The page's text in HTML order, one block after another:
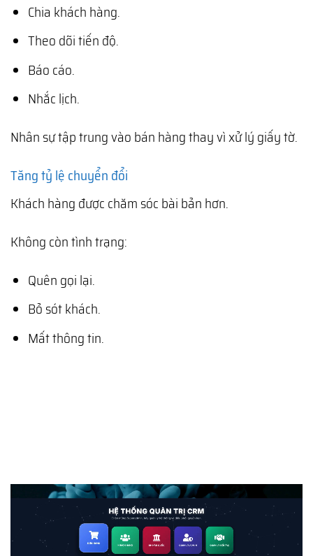
Chia khách hàng.
Theo dõi tiến độ.
Báo cáo.
Nhắc lịch.
Nhân sự tập trung vào bán hàng thay vì xử lý giấy tờ.
Tăng tỷ lệ chuyển đổi
Khách hàng được chăm sóc bài bản hơn.
Không còn tình trạng:
Quên gọi lại.
Bỏ sót khách.
Mất thông tin.